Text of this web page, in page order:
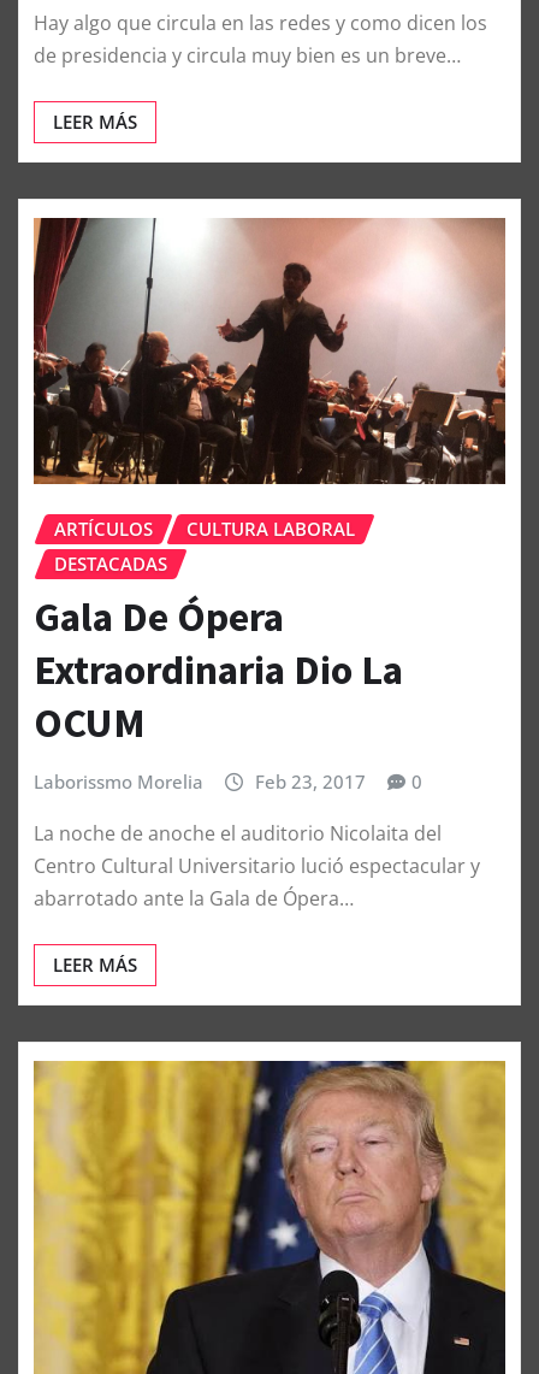
Hay algo que circula en las redes y como dicen los
de presidencia y circula muy bien es un breve…
LEER MÁS
ARTÍCULOS
CULTURA LABORAL
DESTACADAS
Gala De Ópera
Extraordinaria Dio La
OCUM
Laborissmo Morelia Feb 23, 2017 0
La noche de anoche el auditorio Nicolaita del
Centro Cultural Universitario lució espectacular y
abarrotado ante la Gala de Ópera…
LEER MÁS